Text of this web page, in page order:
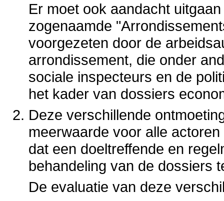
Er moet ook aandacht
zogenaamde
voorgezeten door de
arrondissement, die onder
sociale inspecteurs en de
het kader van dossiers
Deze verschillende
meerwaarde voor alle
dat een doeltreffende en
behandeling van de dossiers
De evaluatie van deze